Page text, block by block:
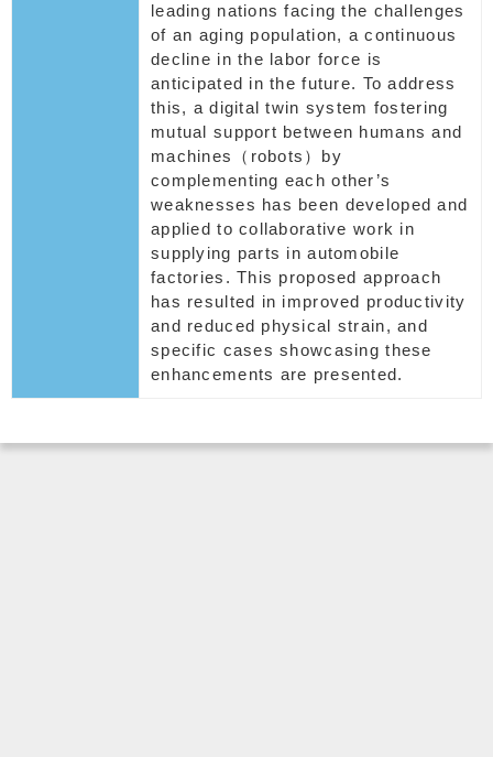
leading nations facing the challenges
of an aging population, a continuous
decline in the labor force is
anticipated in the future. To address
this, a digital twin system fostering
mutual support between humans and
machines（robots）by
complementing each other’s
weaknesses has been developed and
applied to collaborative work in
supplying parts in automobile
factories. This proposed approach
has resulted in improved productivity
and reduced physical strain, and
specific cases showcasing these
enhancements are presented.